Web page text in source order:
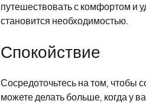
путешествовать с комфортом и
становится необходимостью.
Спокойствие
Сосредоточьтесь на том, чтобы
можете делать больше, когда у